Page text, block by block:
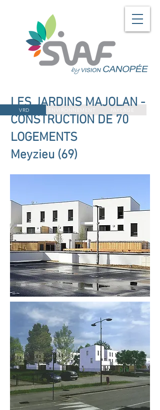
VRD ENVIRONNEMENT
LES JARDINS MAJOLAN -
CONSTRUCTION DE 70
LOGEMENTS
Meyzieu (69)